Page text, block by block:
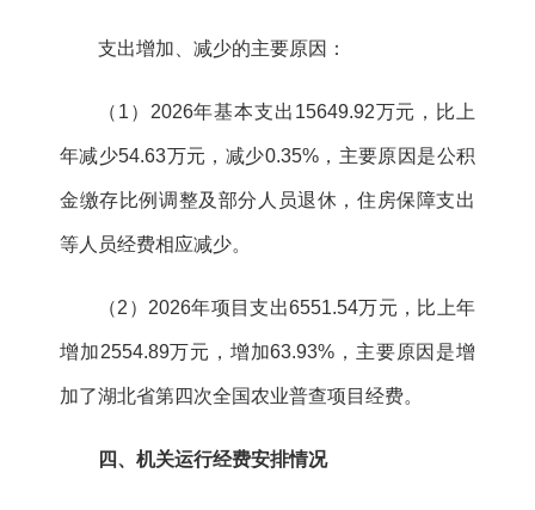
支出增加、减少的主要原因：
（1）2026年基本支出15649.92万元，比上
年减少54.63万元，减少0.35%，主要原因是公积
金缴存比例调整及部分人员退休，住房保障支出
等人员经费相应减少。
（2）2026年项目支出6551.54万元，比上年
增加2554.89万元， 增加63.93%，主要原因是增
加了湖北省第四次全国农业普查项目经费。
四、机关运行经费安排情况